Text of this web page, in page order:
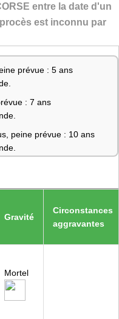
entre la date d'un
est inconnu par
prévue : 5 ans
: 7 ans
peine prévue : 10 ans
Gravité
Circonstances
aggravantes
Mortel